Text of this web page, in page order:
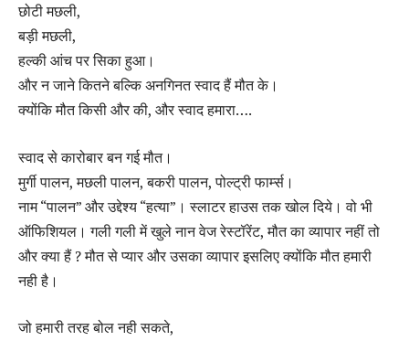
छोटी मछली,
बड़ी मछली,
हल्की आंच पर सिका हुआ।
और न जाने कितने बल्कि अनगिनत स्वाद हैं मौत के।
क्योंकि मौत किसी और की, और स्वाद हमारा….
स्वाद से कारोबार बन गई मौत।
मुर्गी पालन, मछली पालन, बकरी पालन, पोल्ट्री फार्म्स।
नाम “पालन” और उद्देश्य “हत्या”। स्लाटर हाउस तक खोल दिये। वो भी
ऑफिशियल। गली गली में खुले नान वेज रेस्टॉरेंट, मौत का व्यापार नहीं तो
और क्या हैं ? मौत से प्यार और उसका व्यापार इसलिए क्योंकि मौत हमारी
नही है।
जो हमारी तरह बोल नही सकते,